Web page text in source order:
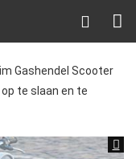
Gashendel Scooter
te slaan en te